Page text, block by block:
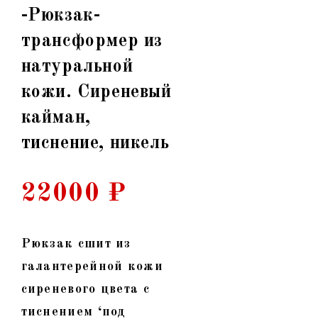
-Рюкзак-
трансформер из
натуральной
кожи. Сиреневый
кайман,
тиснение, никель
22000 ₽
Рюкзак сшит из
галантерейной кожи
сиреневого цвета с
тиснением ‘под